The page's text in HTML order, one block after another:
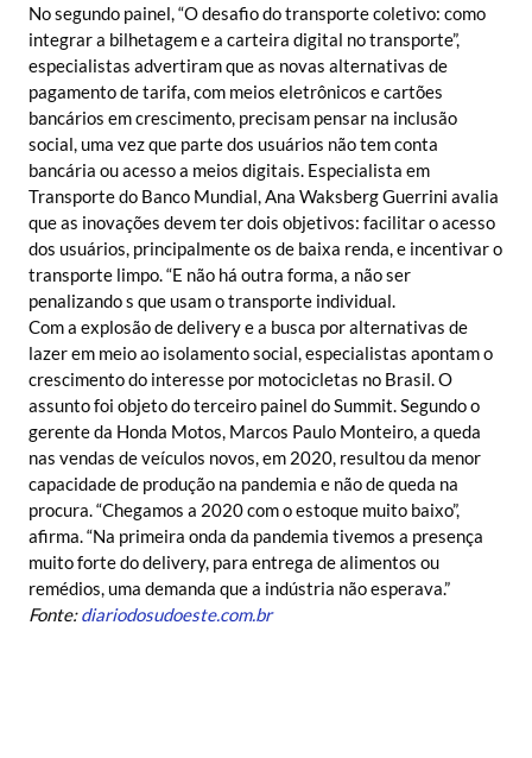
No segundo painel, “O desafio do transporte coletivo: como
integrar a bilhetagem e a carteira digital no transporte”,
especialistas advertiram que as novas alternativas de
pagamento de tarifa, com meios eletrônicos e cartões
bancários em crescimento, precisam pensar na inclusão
social, uma vez que parte dos usuários não tem conta
bancária ou acesso a meios digitais. Especialista em
Transporte do Banco Mundial, Ana Waksberg Guerrini avalia
que as inovações devem ter dois objetivos: facilitar o acesso
dos usuários, principalmente os de baixa renda, e incentivar o
transporte limpo. “E não há outra forma, a não ser
penalizando s que usam o transporte individual.
Com a explosão de delivery e a busca por alternativas de
lazer em meio ao isolamento social, especialistas apontam o
crescimento do interesse por motocicletas no Brasil. O
assunto foi objeto do terceiro painel do Summit. Segundo o
gerente da Honda Motos, Marcos Paulo Monteiro, a queda
nas vendas de veículos novos, em 2020, resultou da menor
capacidade de produção na pandemia e não de queda na
procura. “Chegamos a 2020 com o estoque muito baixo”,
afirma. “Na primeira onda da pandemia tivemos a presença
muito forte do delivery, para entrega de alimentos ou
remédios, uma demanda que a indústria não esperava.”
Fonte:diariodosudoeste.com.br